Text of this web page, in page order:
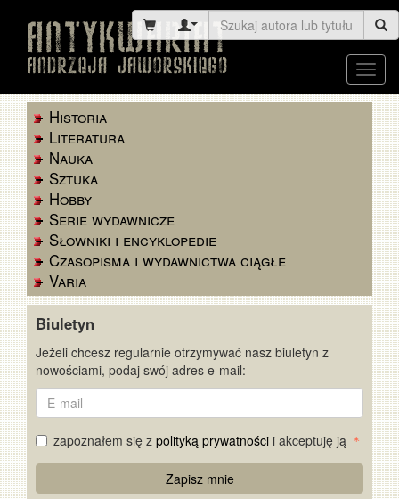
Historia
Literatura
Nauka
Sztuka
Hobby
Serie wydawnicze
Słowniki i encyklopedie
Czasopisma i wydawnictwa ciągłe
Varia
Biuletyn
Jeżeli chcesz regularnie otrzymywać nasz biuletyn z
nowościami, podaj swój adres e-mail:
E-
mail
zapoznałem się z polityką prywatności i akceptuję ją
Captcha
Zapisz mnie